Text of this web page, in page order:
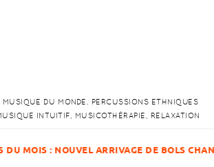
MUSIQUE DU MONDE. PERCUSSIONS ETHNIQUES
INTUITIF, MUSICOTHÉRAPIE, RELAXATION
CHANTANTS !